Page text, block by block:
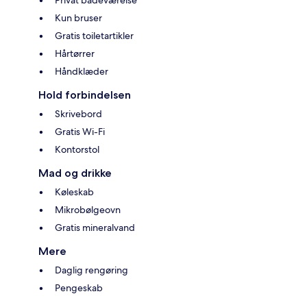
Kun bruser
Gratis toiletartikler
Hårtørrer
Håndklæder
Hold forbindelsen
Skrivebord
Gratis Wi-Fi
Kontorstol
Mad og drikke
Køleskab
Mikrobølgeovn
Gratis mineralvand
Mere
Daglig rengøring
Pengeskab